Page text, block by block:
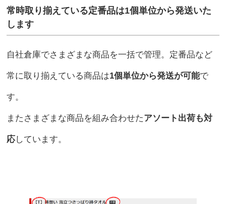
常時取り揃えている定番品は1個単位から発送いた
します
自社倉庫でさまざまな商品を一括で管理。定番品など
常に取り揃えている商品は1個単位から発送が可能で
す。
またさまざまな商品を組み合わせたアソート出荷も対
応しています。